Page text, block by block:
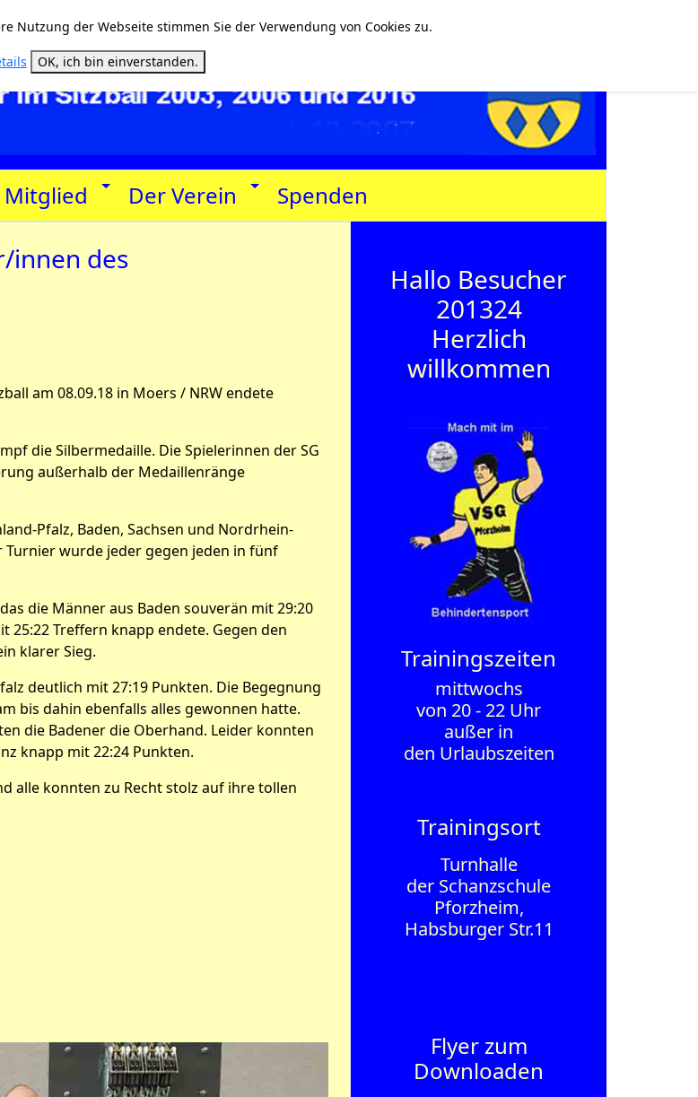
Nutzung der Webseite stimmen Sie der Verwendung von Cookies zu.
OK, ich bin einverstanden.
Mitglied Der Verein Spenden
innen des
am 08.09.18 in Moers / NRW endete
die Silbermedaille. Die Spielerinnen der SG
außerhalb der Medaillenränge
Pfalz, Baden, Sachsen und Nordrhein-
wurde jeder gegen jeden in fünf
die Männer aus Baden souverän mit 29:20
25:22 Treffern knapp endete. Gegen den
klarer Sieg.
deutlich mit 27:19 Punkten. Die Begegnung
bis dahin ebenfalls alles gewonnen hatte.
die Badener die Oberhand. Leider konnten
knapp mit 22:24 Punkten.
alle konnten zu Recht stolz auf ihre tollen
Hallo Besucher
201324
Herzlich
willkommen
Trainings­zeiten
mittwochs
von 20 - 22 Uhr
außer in
den Urlaubszeiten
Trainingsort
Turnhalle
der Schanzschule
Pforzheim,
Habsburger Str.11
Flyer zum
Downloaden